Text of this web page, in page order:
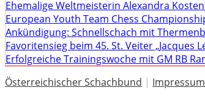
Ehemalige Weltmeisterin Alexandra
European Youth Team Chess
Ankündigung: Schnellschach mit
Favoritensieg beim 45. St. Veiter „Jacques
Erfolgreiche Trainingswoche mit GM RB
Österreichischer Schachbund | Impressum